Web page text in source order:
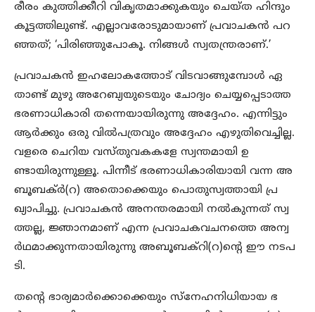
രീരം കുത്തിക്കീറി വികൃതമാക്കുകയും ചെയ്ത ഹിന്ദും
കൂട്ടത്തിലുണ്ട്. എല്ലാവരോടുമായാണ് പ്രവാചകന്‍ പറ
ഞ്ഞത്; ‘പിരിഞ്ഞുപോകൂ. നിങ്ങള്‍ സ്വതന്ത്രരാണ്.’
പ്രവാചകന്‍ ഇഹലോകത്തോട് വിടവാങ്ങുമ്പോള്‍ ഏ
താണ്ട് മുഴു അറേബ്യയുടെയും ചോദ്യം ചെയ്യപ്പെടാത്ത
ഭരണാധികാരി തന്നെയായിരുന്നു അദ്ദേഹം. എന്നിട്ടും
ആര്‍ക്കും ഒരു വില്‍പത്രവും അദ്ദേഹം എഴുതിവെച്ചില്ല.
വളരെ ചെറിയ വസ്തുവകകളേ സ്വന്തമായി ഉ
ണ്ടായിരുന്നുള്ളൂ. പിന്നീട് ഭരണാധികാരിയായി വന്ന അ
ബൂബക്ര്‍(റ) അതൊക്കെയും പൊതുസ്വത്തായി പ്ര
ഖ്യാപിച്ചു. പ്രവാചകന്‍ അനന്തരമായി നല്‍കുന്നത് സ്വ
ത്തല്ല, ജ്ഞാനമാണ് എന്ന പ്രവാചകവചനത്തെ അന്വ
ര്‍ഥമാക്കുന്നതായിരുന്നു അബൂബക്‌റി(റ)ന്റെ ഈ നടപ
ടി.
തന്‍റെ ഭാര്യമാര്‍ക്കൊക്കെയും സ്‌നേഹനിധിയായ ഭ